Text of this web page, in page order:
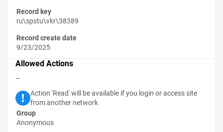
Record key
ru\spstu\vkr\38389
Record create date
9/23/2025
Allowed Actions
–
Action 'Read' will be available if you login or access site
from another network
Group
Anonymous